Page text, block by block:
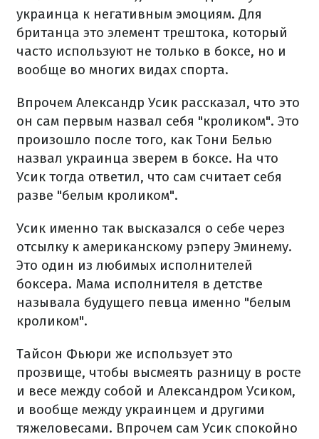
украинца к негативным эмоциям. Для
британца это элемент трештока, который
часто используют не только в боксе, но и
вообще во многих видах спорта.
Впрочем Александр Усик рассказал, что это
он сам первым назвал себя "кроликом". Это
произошло после того, как Тони Белью
назвал украинца зверем в боксе. На что
Усик тогда ответил, что сам считает себя
разве "белым кроликом".
Усик именно так высказался о себе через
отсылку к американскому рэперу Эминему.
Это один из любимых исполнителей
боксера. Мама исполнителя в детстве
называла будущего певца именно "белым
кроликом".
Тайсон Фьюри же использует это
прозвище, чтобы высмеять разницу в росте
и весе между собой и Александром Усиком,
и вообще между украинцем и другими
тяжеловесами. Впрочем сам Усик спокойно